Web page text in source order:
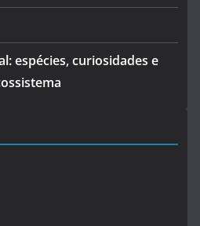
espécies, curiosidades e